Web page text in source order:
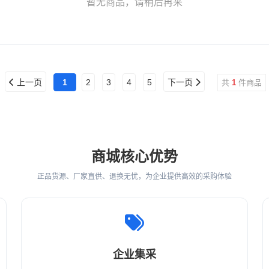
暂无商品，请稍后再来
上一页 1 2 3 4 5 下一页 共 1 件商品
商城核心优势
正品货源、厂家直供、退换无忧，为企业提供高效的采购体验
企业集采